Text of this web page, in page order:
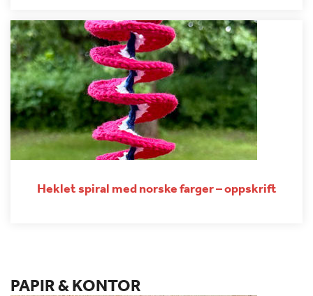
Heklet spiral med norske farger – oppskrift
PAPIR & KONTOR